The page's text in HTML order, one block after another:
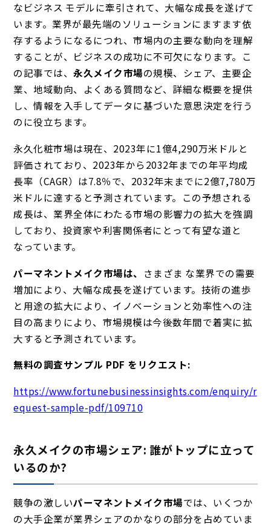
なビジネス モデルに牽引されて、大幅な成長を遂げて
います。業界が最先端のソリューションにますます依
存するようになるにつれ、市場内の主要な動向を理解
することが、ビジネスの成功に不可欠になります。こ
の記事では、永久メイク市場の規模、シェア、主要企
業、地域動向、よくある質問など、詳細な概要を提供
し、情報を入手してデータに基づいた意思決定を行う
のに役立ちます。
永久化粧市場は現在、2023年に1億4,290万米ドルと
評価されており、2023年から2032年までの年平均成
長率（CAGR）は7.8％で、2032年末までに2億7,780万
米ドルに達すると予測されています。この予想される
成長は、業界全体にわたる市場の影響力の拡大を強調
しており、投資家や利害関係者にとって有望な道と
なっています。
パーマネントメイク市場は、 さまざま な業界での需要
増加により、大幅な成長を遂げています。技術の進歩
と用途の拡大により、イノベーションと効率性への注
目の高まりにより、市場規模は今後数年間で着実に拡
大すると予測されています。
無料の調査サンプル PDF をリクエスト:
https://www.fortunebusinessinsights.com/enquiry/r
equest-sample-pdf/109710
永久メイクの市場シェア: 誰がトップに立って
いるのか?
競争の激しいパーマネントメイク市場では、いくつか
の大手企業が業界シェアのかなりの部分を占めていま